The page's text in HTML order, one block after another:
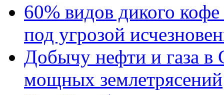
60% видов дикого
под угрозой
Добычу нефти и газа
мощных землетрясений